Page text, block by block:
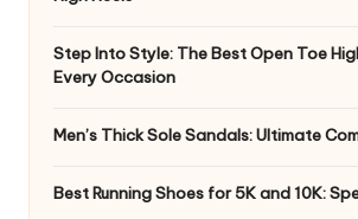
Step Into Style: The Best Open Toe
Every Occasion
Men’s Thick Sole Sandals: Ultimate
Best Running Shoes for 5K and 10K: